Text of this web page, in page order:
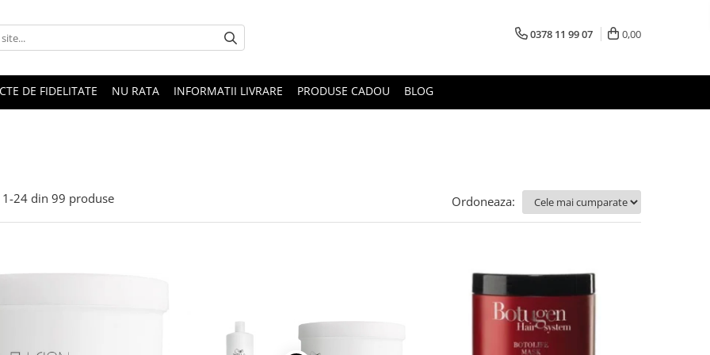
0378 11 99 07 0,00
DE FIDELITATE NU RATA INFORMATII LIVRARE PRODUSE CADOU BLOG
1-24 din 99 produse Ordoneaza: